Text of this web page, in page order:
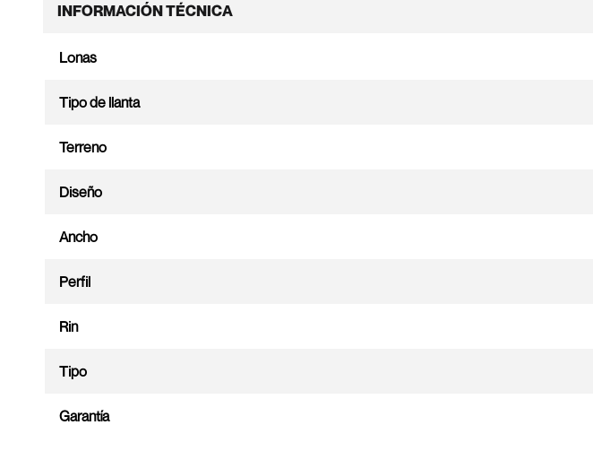
INFORMACIÓN TÉCNICA
Lonas
Tipo de llanta
Terreno
Diseño
Ancho
Perfil
Rin
Tipo
Garantía